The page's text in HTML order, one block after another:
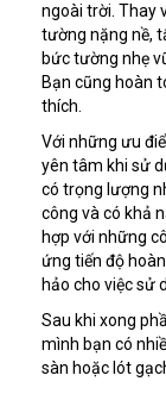
ngoài trời. Thay
tường nặng nề,
bức tường nhẹ
Bạn cũng hoàn
thích.
Với những ưu
yên tâm khi sử
có trọng lượng
công và có khả
hợp với những
ứng tiến độ
hảo cho việc sử
Sau khi xong
mình bạn có
sàn hoặc lót